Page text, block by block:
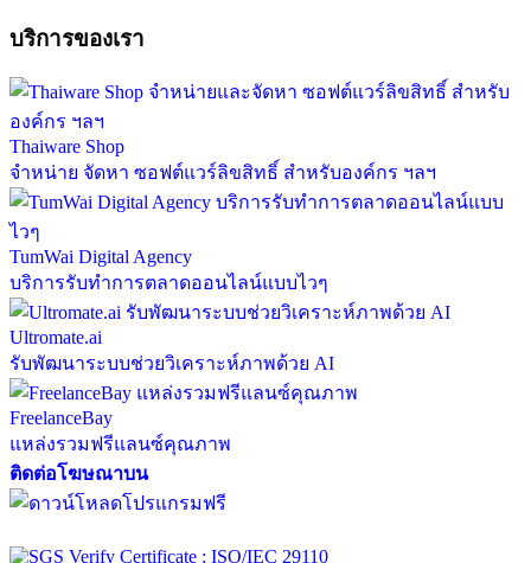
บริการของเรา
Thaiware Shop
จำหน่าย จัดหา ซอฟต์แวร์ลิขสิทธิ์ สำหรับองค์กร ฯลฯ
TumWai Digital Agency
บริการรับทำการตลาดออนไลน์แบบไวๆ
Ultromate.ai
รับพัฒนาระบบช่วยวิเคราะห์ภาพด้วย AI
FreelanceBay
แหล่งรวมฟรีแลนซ์คุณภาพ
ติดต่อโฆษณาบน